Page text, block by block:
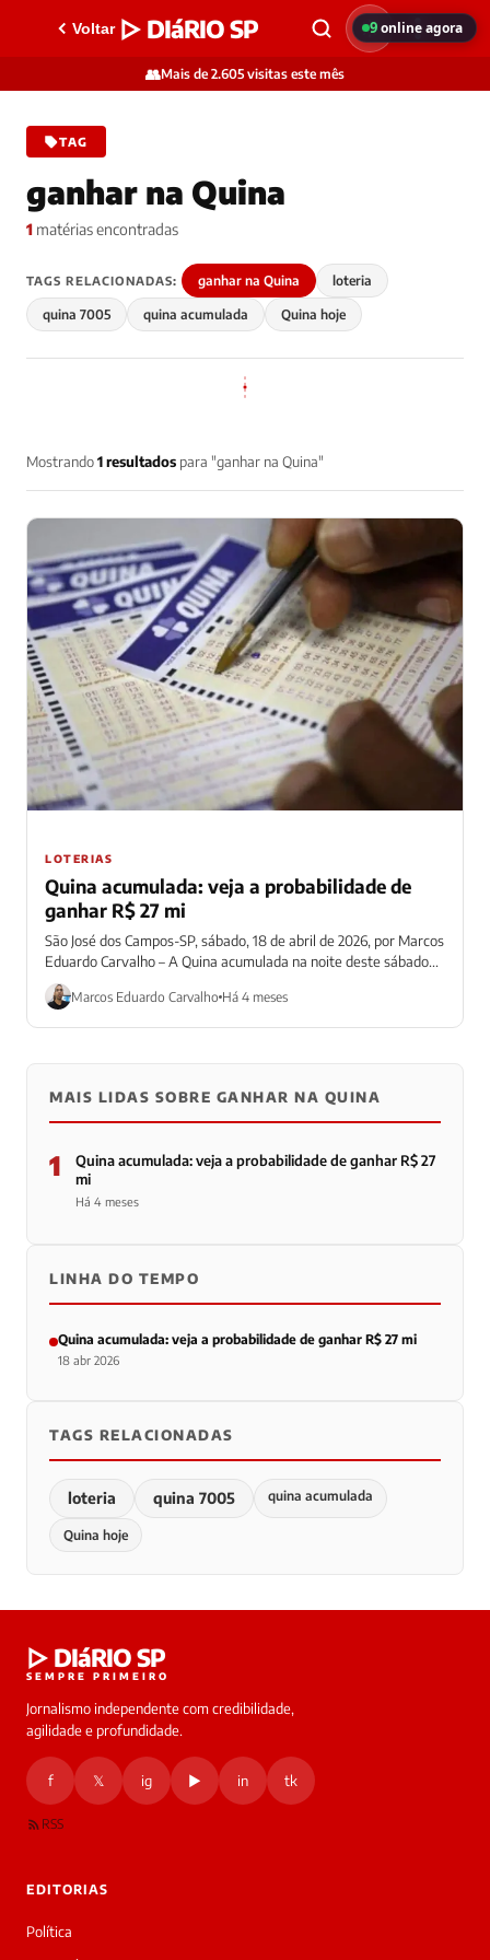
Voltar ▷ DIáRIO SP
👥Mais de 2.605 visitas este mês
TAG
ganhar na Quina
1 matérias encontradas
TAGS RELACIONADAS: ganhar na Quina loteria
quina 7005 quina acumulada Quina hoje
Mostrando1 resultados para "ganhar na Quina"
LOTERIAS
Quina acumulada: veja a probabilidade de
ganhar R$ 27 mi
São José dos Campos-SP, sábado, 18 de abril de 2026, por Marcos
Eduardo Carvalho – A Quina acumulada na noite deste sábado...
Marcos Eduardo Carvalho Há 4 meses
MAIS LIDAS SOBRE GANHAR NA QUINA
1
Quina acumulada: veja a probabilidade de ganhar R$ 27
mi
Há 4 meses
LINHA DO TEMPO
Quina acumulada: veja a probabilidade de ganhar R$ 27 mi
18 abr 2026
TAGS RELACIONADAS
loteria quina 7005 quina acumulada
Quina hoje
▷ DIáRIO SP
SEMPRE PRIMEIRO
Jornalismo independente com credibilidade,
agilidade e profundidade.
f 𝕏 ig ▶ in tk
RSS
EDITORIAS
Política
9online agora